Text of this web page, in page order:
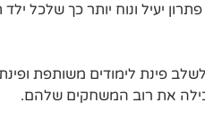
יעיל ונוח יותר כך שלכל ילד
פינת לימודים משותפת
את רוב המשחקים שלהם.